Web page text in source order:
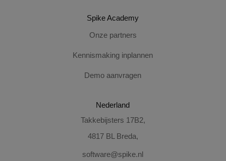
Spike Academy
Onze partners
Kennismaking inplannen
Demo aanvragen
Nederland
Takkebijsters 17B2,
4817 BL Breda,
software@spike.nl